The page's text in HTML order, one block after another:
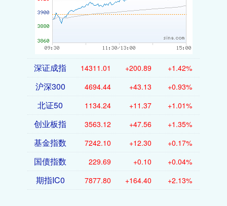
深证成指 14311.01 +200.89 +1.42%
沪深300 4694.44 +43.13 +0.93%
北证50 1134.24 +11.37 +1.01%
创业板指 3563.12 +47.56 +1.35%
基金指数 7242.10 +12.30 +0.17%
国债指数 229.69 +0.10 +0.04%
期指IC0 7877.80 +164.40 +2.13%